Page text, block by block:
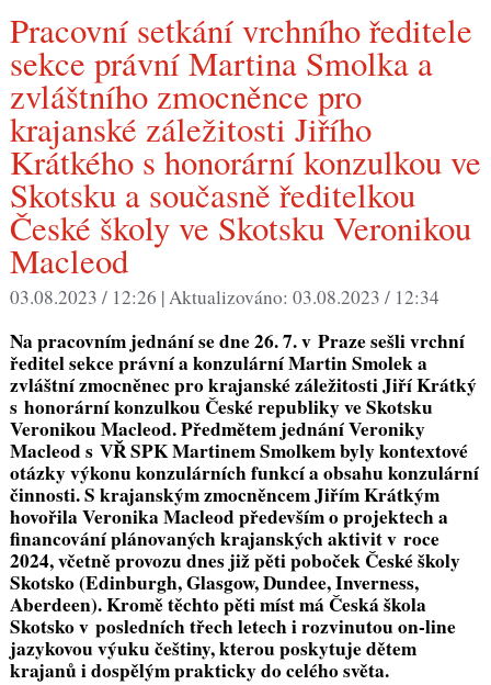
Pracovní setkání vrchního ředitele
sekce právní Martina Smolka a
zvláštního zmocněnce pro
krajanské záležitosti Jiřího
Krátkého s honorární konzulkou ve
Skotsku a současně ředitelkou
České školy ve Skotsku Veronikou
Macleod
03.08.2023 / 12:26 |Aktualizováno: 03.08.2023 / 12:34
Na pracovním jednání se dne 26. 7. v Praze sešli vrchní
ředitel sekce právní a konzulární Martin Smolek a
zvláštní zmocněnec pro krajanské záležitosti Jiří Krátký
s honorární konzulkou České republiky ve Skotsku
Veronikou Macleod. Předmětem jednání Veroniky
Macleod s VŘ SPK Martinem Smolkem byly kontextové
otázky výkonu konzulárních funkcí a obsahu konzulární
činnosti. S krajanským zmocněncem Jiřím Krátkým
hovořila Veronika Macleod především o projektech a
financování plánovaných krajanských aktivit v roce
2024, včetně provozu dnes již pěti poboček České školy
Skotsko (Edinburgh, Glasgow, Dundee, Inverness,
Aberdeen). Kromě těchto pěti míst má Česká škola
Skotsko v posledních třech letech i rozvinutou on-line
jazykovou výuku češtiny, kterou poskytuje dětem
krajanů i dospělým prakticky do celého světa.